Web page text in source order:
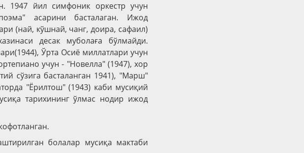
1947 йил симфоник оркестр учун
асарини басталаган. Ижод
(най, кўшнай, чанг, доира, сафаил)
десак муболаға бўлмайди.
Ўрта Осиё миллатлари учун
учун - "Новелла" (1947), хор
сўзига басталанган 1941), "Марш"
"Ёрилтош" (1943) каби мусиқий
тарихининг ўлмас нодир ижод
болалар мусиқа мактаби